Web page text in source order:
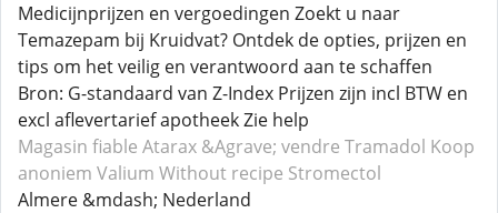
Medicijnprijzen en vergoedingen Zoekt u naar
Temazepam bij Kruidvat? Ontdek de opties, prijzen en
tips om het veilig en verantwoord aan te schaffen
Bron: G-standaard van Z-Index Prijzen zijn incl BTW en
excl aflevertarief apotheek Zie help
Magasin fiable Atarax &Agrave; vendre Tramadol Koop
anoniem Valium Without recipe Stromectol
Almere &mdash; Nederland